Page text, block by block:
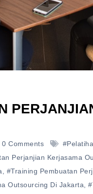
0 Comments
Perjanjian Kerjasama
#training Pembuatan
Outsourcing Di Jakarta